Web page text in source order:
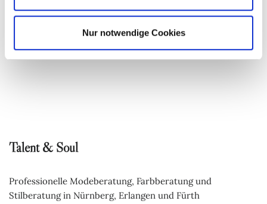
Nur notwendige Cookies
Weiblichkeit
Talent & Soul
Professionelle Modeberatung, Farbberatung und
Stilberatung in Nürnberg, Erlangen und Fürth